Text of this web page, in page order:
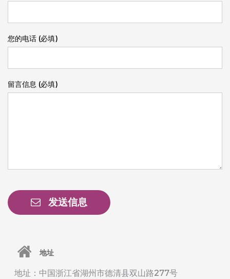
您的电话 (必填)
留言信息 (必填)
发送信息
地址
地址：中国浙江省湖州市德清县双山路277号